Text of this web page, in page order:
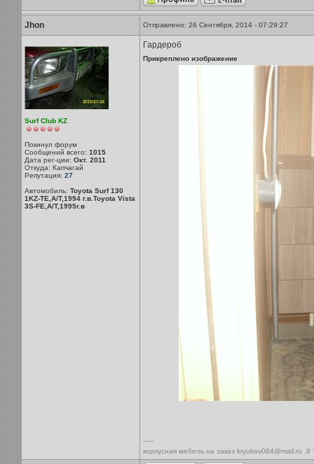
Jhon Отправлено: 26 Сентября, 2014 - 07:29:27
Surf Club KZ
Покинул форум
Сообщений всего: 1015
Дата рег-ции: Окт. 2011
Откуда: Капчагай
Репутация: 27
Автомобиль: Toyota Surf 130
1KZ-TE,A/T,1994 г.в.Toyota Vista
3S-FE,A/T,1995г.в
Гардероб
Прикреплено изображение
-----
корпусная мебель на заказ kryukov064@mail.ru